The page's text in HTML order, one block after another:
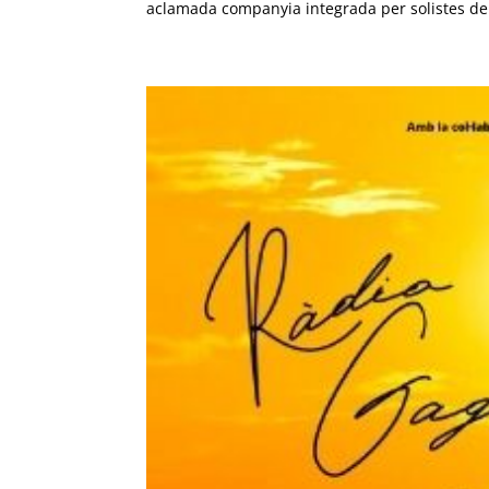
aclamada companyia integrada per solistes